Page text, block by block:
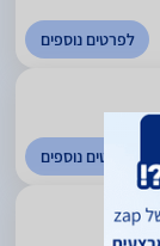
לפרטים נוספים
לפרטים נוספים